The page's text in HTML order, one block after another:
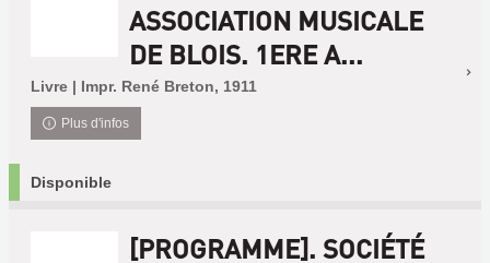
ASSOCIATION MUSICALE
DE BLOIS. 1ERE A...
Livre | Impr. René Breton, 1911
Plus d'infos
Disponible
[PROGRAMME]. SOCIÉTÉ